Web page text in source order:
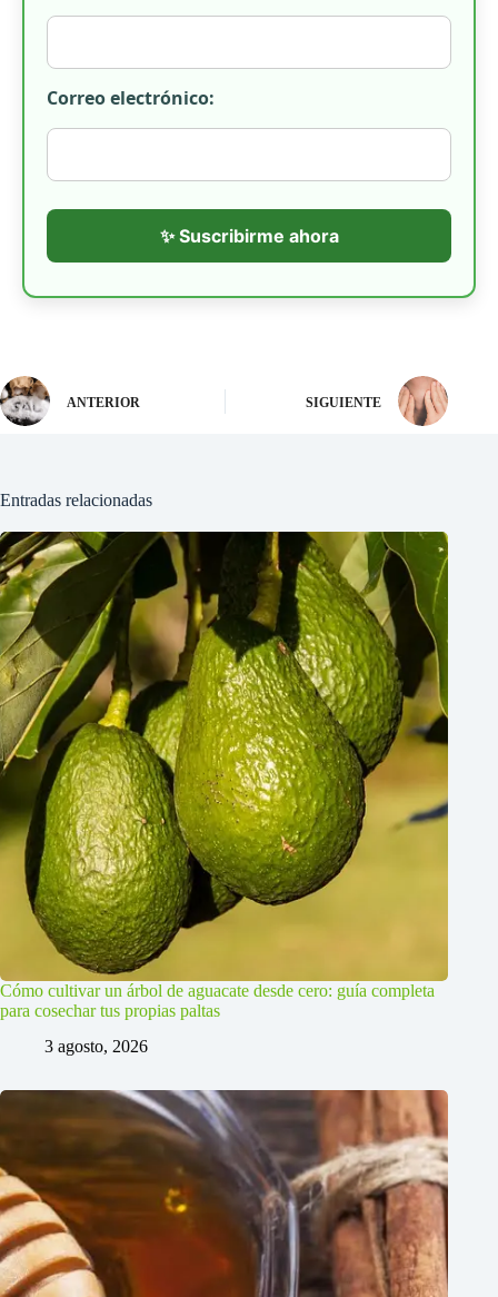
Correo electrónico:
✨ Suscribirme ahora
ANTERIOR SIGUIENTE
Entradas relacionadas
Cómo cultivar un árbol de aguacate desde cero: guía completa
para cosechar tus propias paltas
3 agosto, 2026